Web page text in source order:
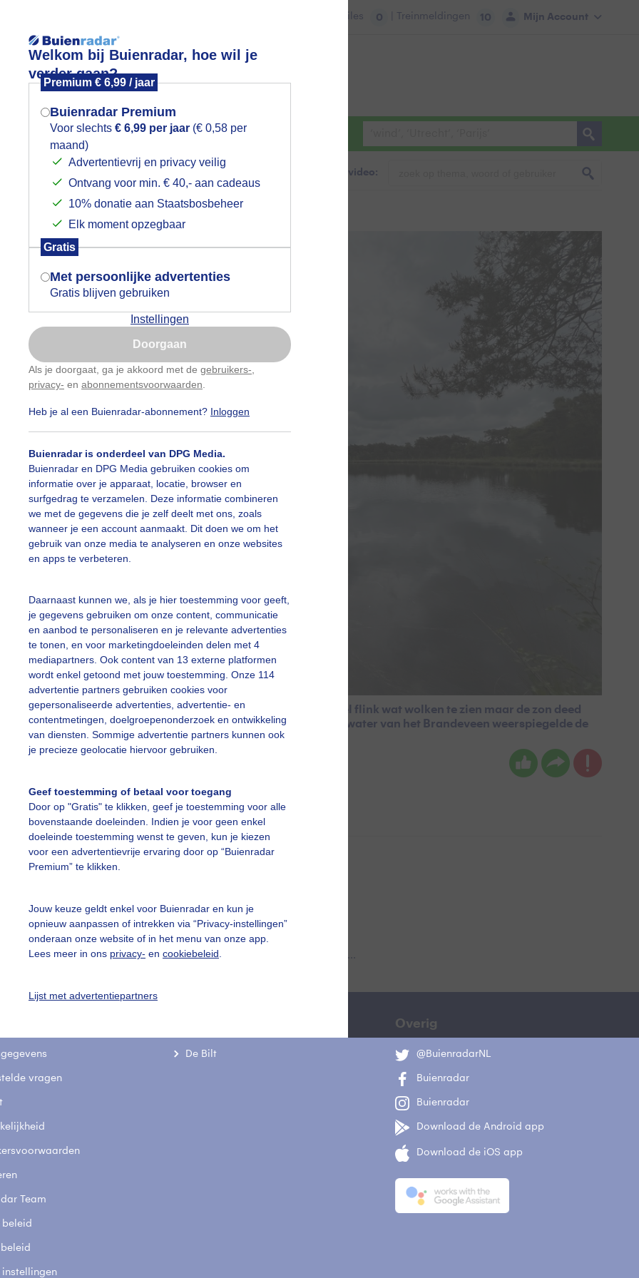
Welkom bij Buienradar, hoe wil je
verder gaan?
Premium € 6,99 / jaar
Buienradar Premium
Voor slechts € 6,99 per jaar (€ 0,58 per
maand)
Advertentievrij en privacy veilig
Ontvang voor min. € 40,- aan cadeaus
10% donatie aan Staatsbosbeheer
Elk moment opzegbaar
Gratis
Met persoonlijke advertenties
Gratis blijven gebruiken
Instellingen
Doorgaan
Als je doorgaat, ga je akkoord met de gebruikers-
privacy- en abonnementsvoorwaarden
Heb je al een Buienradar-abonnement? Inloggen
Buienradar is onderdeel van DPG Media.
Buienradar en DPG Media gebruiken cookies om
informatie over je apparaat, locatie, browser en
surfgedrag te verzamelen. Deze informatie combineren
we met de gegevens die je zelf deelt met ons, zoals
wanneer je een account aanmaakt. Dit doen we om het
gebruik van onze media te analyseren en onze websites
en apps te verbeteren.
Daarnaast kunnen we, als je hier toestemming voor geeft,
je gegevens gebruiken om onze content, communicatie
en aanbod te personaliseren en je relevante advertenties
te tonen, en voor marketingdoeleinden delen met 4
mediapartners. Ook content van 13 externe platformen
wordt enkel getoond met jouw toestemming. Onze 114
advertentie partners gebruiken cookies voor
gepersonaliseerde advertenties, advertentie- en
contentmetingen, doelgroepenonderzoek en ontwikkeling
van diensten. Sommige advertentie partners kunnen ook
je precieze geolocatie hiervoor gebruiken.
Geef toestemming of betaal voor toegang
Door op "Gratis" te klikken, geef je toestemming voor alle
bovenstaande doeleinden. Indien je voor geen enkel
doeleinde toestemming wenst te geven, kun je kiezen
voor een advertentievrije ervaring door op “Buienradar
Premium” te klikken.
Jouw keuze geldt enkel voor Buienradar en kun je
opnieuw aanpassen of intrekken via “Privacy-instellingen”
onderaan onze website of in het menu van onze app.
Lees meer in ons privacy- en cookiebeleid
Lijst met advertentiepartners
Mijn Account
Files 0 | Treinmeldingen 10
Foto en video Weerzine
Zoeken in foto & video:
was het heerlijkere om er op uit te gaan Er waren al wel flink wat wolken te zien maar de zon deed
haar best om door te breken En dat lukte ook nog af en toe Het water van het Brandeveen weerspiegelde de
met wolken
#weerspiegeling #zon
slideshow
vragen
Team
beleid
instellingen
De Bilt
Overig
@BuienradarNL
Buienradar
Buienradar
Download de Android app
Download de iOS app
Mogen we je locatie gebruiken voor
het weer?
Indien je hier nog geen akkoord op hebt
gegeven, verschijnt er zo een pop-up uit
je browser waarin deze toestemming
gevraagd wordt.
Is goed, toon de popup
Nu niet, misschien later
Gebruik je Safari en wil je niet elke dag deze pop-up
Klikhierom dit aan te passen